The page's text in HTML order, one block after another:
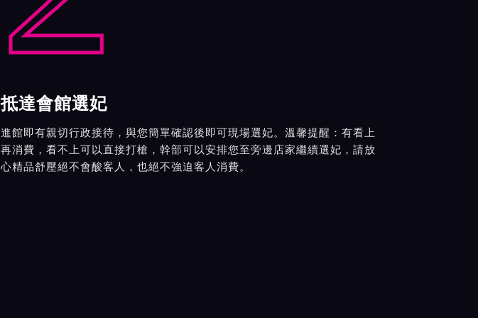
抵達會館選妃
進館即有親切行政接待，與您簡單確認後即可現場選妃。溫馨提醒：有看上
再消費，看不上可以直接打槍，幹部可以安排您至旁邊店家繼續選妃，請放
心精品舒壓絕不會酸客人，也絕不強迫客人消費。